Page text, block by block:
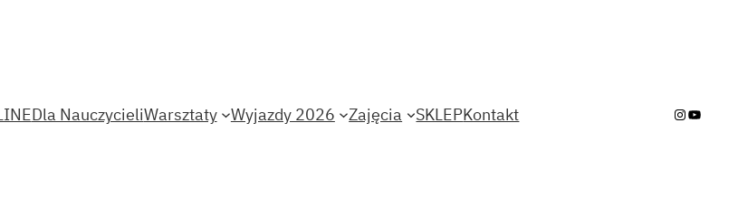
Dla NauczycieliWarsztaty Wyjazdy 2026 Zajęcia SKLEPKontakt